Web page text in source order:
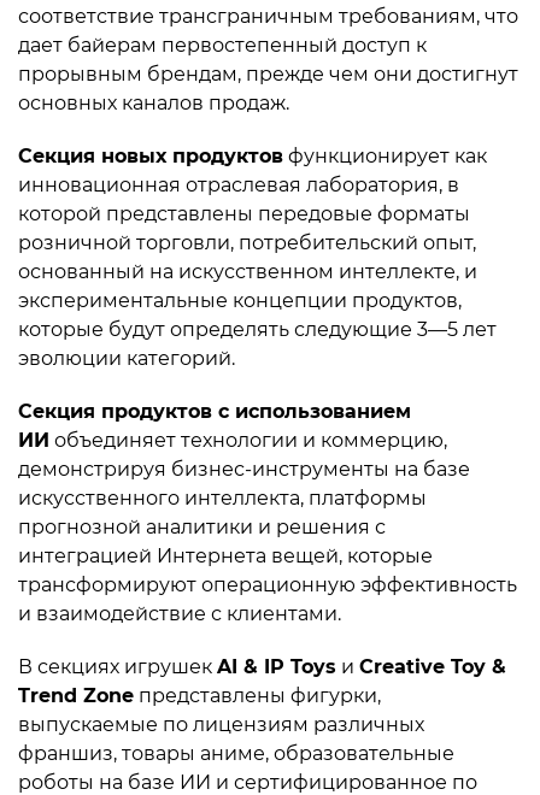
соответствие трансграничным требованиям, что
дает байерам первостепенный доступ к
прорывным брендам, прежде чем они достигнут
основных каналов продаж.
Секция новых продуктов функционирует как
инновационная отраслевая лаборатория, в
которой представлены передовые форматы
розничной торговли, потребительский опыт,
основанный на искусственном интеллекте, и
экспериментальные концепции продуктов,
которые будут определять следующие 3—5 лет
эволюции категорий.
Секция продуктов с использованием
ИИ объединяет технологии и коммерцию,
демонстрируя бизнес-инструменты на базе
искусственного интеллекта, платформы
прогнозной аналитики и решения с
интеграцией Интернета вещей, которые
трансформируют операционную эффективность
и взаимодействие с клиентами.
В секциях игрушек AI & IP Toys и Creative Toy &
Trend Zone представлены фигурки,
выпускаемые по лицензиям различных
франшиз, товары аниме, образовательные
роботы на базе ИИ и сертифицированное по